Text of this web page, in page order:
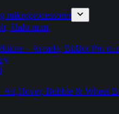
mikroprocessorer
Halo m.m.
– Arcade, BitBot Pro
Air,Hover, Bubble & Wheel